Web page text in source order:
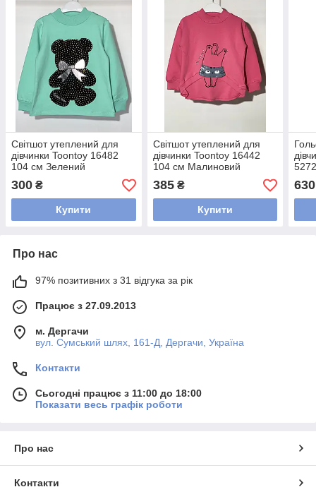
Світшот утеплений для
дівчинки Toontoy 16482
104 см Зелений
300 ₴
Купити
Світшот утеплений для
дівчинки Toontoy 16442
104 см Малиновий
385₴
Купити
630
Про нас
97% позитивних з 31 відгука за рік
Працює з 27.09.2013
м. Дергачи
вул. Сумський шлях, 161-Д, Дергачи, Україна
Контакти
Сьогодні працює з 11:00 до 18:00
Показати весь графік роботи
Про нас
Контакти